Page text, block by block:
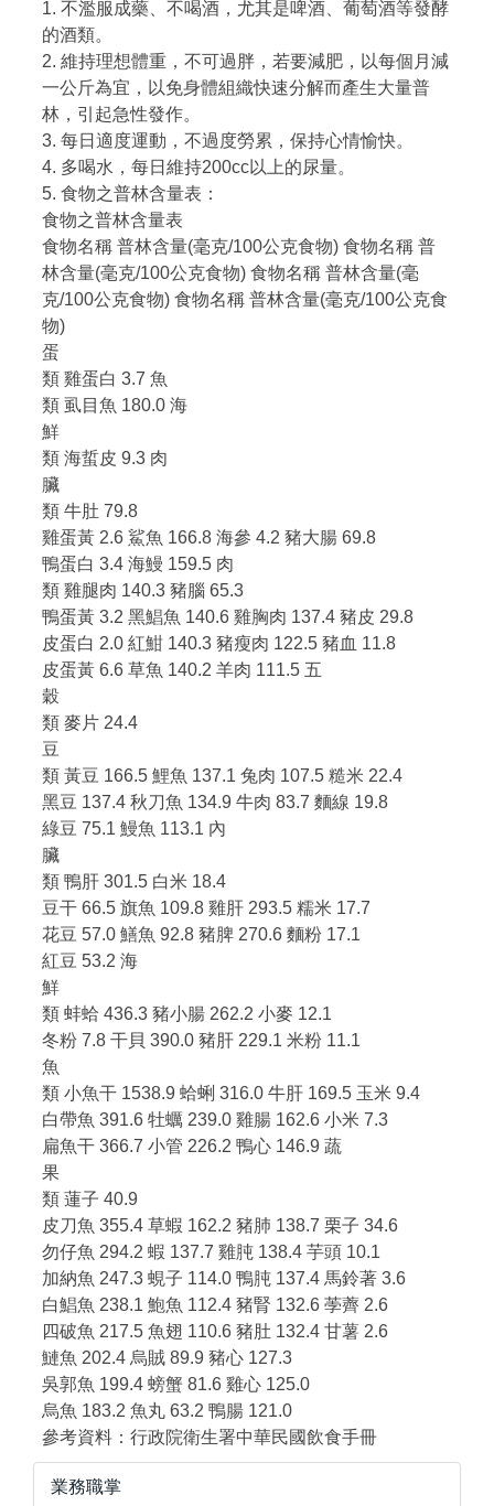
1. 不濫服成藥、不喝酒，尤其是啤酒、葡萄酒等發酵
的酒類。
2. 維持理想體重，不可過胖，若要減肥，以每個月減
一公斤為宜，以免身體組織快速分解而產生大量普
林，引起急性發作。
3. 每日適度運動，不過度勞累，保持心情愉快。
4. 多喝水，每日維持200cc以上的尿量。
5. 食物之普林含量表：
食物之普林含量表
食物名稱 普林含量(毫克/100公克食物) 食物名稱 普
林含量(毫克/100公克食物) 食物名稱 普林含量(毫
克/100公克食物) 食物名稱 普林含量(毫克/100公克食
物)
蛋
類 雞蛋白 3.7 魚
類 虱目魚 180.0 海
鮮
類 海蜇皮 9.3 肉
臟
類 牛肚 79.8
雞蛋黃 2.6 鯊魚 166.8 海參 4.2 豬大腸 69.8
鴨蛋白 3.4 海鰻 159.5 肉
類 雞腿肉 140.3 豬腦 65.3
鴨蛋黃 3.2 黑鯧魚 140.6 雞胸肉 137.4 豬皮 29.8
皮蛋白 2.0 紅魽 140.3 豬瘦肉 122.5 豬血 11.8
皮蛋黃 6.6 草魚 140.2 羊肉 111.5 五
穀
類 麥片 24.4
豆
類 黃豆 166.5 鯉魚 137.1 兔肉 107.5 糙米 22.4
黑豆 137.4 秋刀魚 134.9 牛肉 83.7 麵線 19.8
綠豆 75.1 鰻魚 113.1 內
臟
類 鴨肝 301.5 白米 18.4
豆干 66.5 旗魚 109.8 雞肝 293.5 糯米 17.7
花豆 57.0 鱔魚 92.8 豬脾 270.6 麵粉 17.1
紅豆 53.2 海
鮮
類 蚌蛤 436.3 豬小腸 262.2 小麥 12.1
冬粉 7.8 干貝 390.0 豬肝 229.1 米粉 11.1
魚
類 小魚干 1538.9 蛤蜊 316.0 牛肝 169.5 玉米 9.4
白帶魚 391.6 牡蠣 239.0 雞腸 162.6 小米 7.3
扁魚干 366.7 小管 226.2 鴨心 146.9 蔬
果
類 蓮子 40.9
皮刀魚 355.4 草蝦 162.2 豬肺 138.7 栗子 34.6
勿仔魚 294.2 蝦 137.7 雞肫 138.4 芋頭 10.1
加納魚 247.3 蜆子 114.0 鴨肫 137.4 馬鈴著 3.6
白鯧魚 238.1 鮑魚 112.4 豬腎 132.6 荸薺 2.6
四破魚 217.5 魚翅 110.6 豬肚 132.4 甘薯 2.6
鰱魚 202.4 烏賊 89.9 豬心 127.3
吳郭魚 199.4 螃蟹 81.6 雞心 125.0
烏魚 183.2 魚丸 63.2 鴨腸 121.0
參考資料：行政院衛生署中華民國飲食手冊
業務職掌